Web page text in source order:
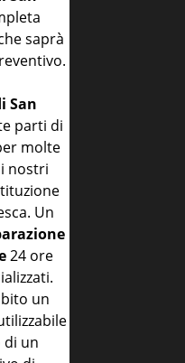
saprà
San
parti di
molte
nostri
Un
24 ore
un
di un